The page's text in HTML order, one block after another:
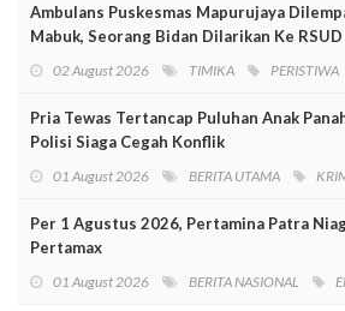
Ambulans Puskesmas Mapurujaya
Mabuk, Seorang Bidan Dilarikan Ke
02 August 2026 TIMIKA PERISTIWA
Pria Tewas Tertancap Puluhan Anak
Polisi Siaga Cegah Konflik
01 August 2026 BERITA UTAMA
Per 1 Agustus 2026, Pertamina Patra
Pertamax
01 August 2026 BERITA NASIONAL